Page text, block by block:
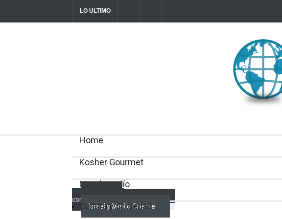
LO ULTIMO
Crisis en el Mossad: Altos
director Roman Gofman por la
Home
Kosher Gourmet
Mundo Judío
comunitaria
Israel y Medio Oriente
Cultura y Sociedad